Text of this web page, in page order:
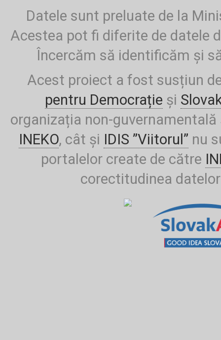
Datele sunt preluate de la
Acestea pot fi diferite de datele
Încercăm să identificăm și
Acest proiect a fost susțiun
pentru Democrație și
organizația non-
INEKO, cât și IDIS ”Viitorul” nu
portalelor create de către
corectitudinea